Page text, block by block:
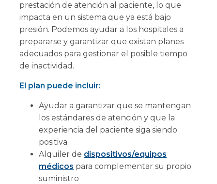
prestación de atención al paciente, lo que
impacta en un sistema que ya está bajo
presión. Podemos ayudar a los hospitales a
prepararse y garantizar que existan planes
adecuados para gestionar el posible tiempo
de inactividad.
El plan puede incluir:
Ayudar a garantizar que se mantengan
los estándares de atención y que la
experiencia del paciente siga siendo
positiva.
Alquiler de dispositivos/equipos
médicos para complementar su propio
suministro